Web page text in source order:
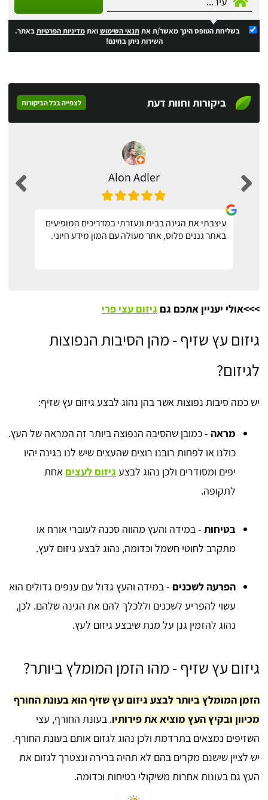
בשליחת הטופס הינך מאשר/ת אתתנאי השימושואתמדיניות הפרטיותבאתר.
השירות ניתן בחינם!
ביקורות וחוות דעת לצפייה בכל הביקורות
Alon Adler
עיצבתי את הגינה בבית ונעזרתי במדריכים המופיעים
באתר גננים פלוס, אתר מעולה עם המון מידע חיוני.
>>>אולי יעניין אתכם גם גיזום עצי פרי
גיזום עץ שזיף - מהן הסיבות הנפוצות
לגיזום?
יש כמה סיבות נפוצות אשר בהן נהוג לבצע גיזום עץ שזיף:
מראה - כמובן שהסיבה הנפוצה ביותר זה המראה של העץ.
כולנו או לפחות רובנו רוצים שהעצים שיש לנו בגינה יהיו
יפים ומסודרים ולכן נהוג לבצע גיזום לעצים אחת
לתקופה.
בטיחות - במידה והעץ מהווה סכנה לעוברי אורח או
מתקרב לחוטי חשמל וכדומה, נהוג לבצע גיזום לעץ.
הפרעה לשכנים - במידה והעץ גדול עם ענפים גדולים הוא
עשוי להפריע לשכנים וללכלך להם את הגינה שלהם. לכן,
נהוג להזמין גנן על מנת שיבצע גיזום לעץ.
גיזום עץ שזיף - מהו הזמן המומלץ ביותר?
הזמן המומלץ ביותר לבצע גיזום עץ שזיף הוא בעונת החורף
מכיוון ובקיץ העץ מוציא את פירותיו. בעונת החורף, עצי
השזיפים נמצאים בתרדמת ולכן נהוג לגזום אותם בעונת החורף.
יש לציין שישנם מקרים בהם לא תהיה ברירה ונצטרך לגזום את
העץ גם בעונות אחרות משיקולי בטיחות וכדומה.